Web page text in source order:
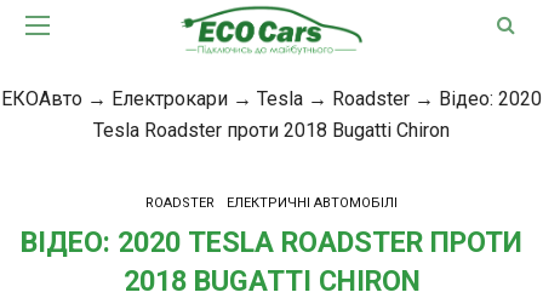
ЕКОАвто → Електрокари → Tesla → Roadster → Відео: 2020
Tesla Roadster проти 2018 Bugatti Chiron
ROADSTER ЕЛЕКТРИЧНІ АВТОМОБІЛІ
ВІДЕО: 2020 TESLA ROADSTER ПРОТИ
2018 BUGATTI CHIRON